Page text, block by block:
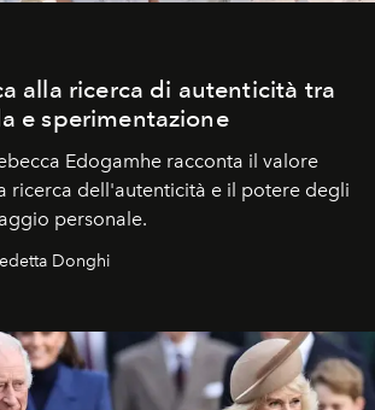
alla ricerca di autenticità tra
e sperimentazione
Edogamhe racconta il valore
ricerca dell'autenticità e il potere degli
personale.
Donghi